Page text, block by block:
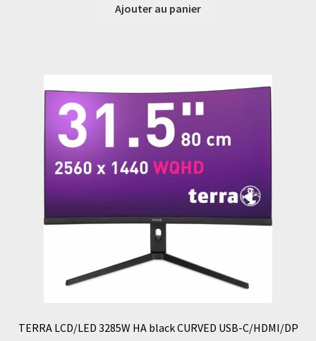
Ajouter au panier
TERRA LCD/LED 3285W HA black CURVED USB-C/HDMI/DP